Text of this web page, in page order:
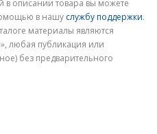
в описании товара вы можете
в нашу службу поддержки.
материалы являются
любая публикация или
без предварительного